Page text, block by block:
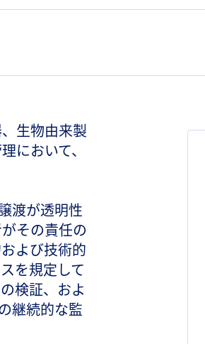
生物由来製
において、
渡が透明性
その責任の
よび技術的
を規定して
検証、およ
継続的な監